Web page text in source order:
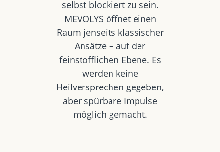
selbst blockiert zu sein.
MEVOLYS öffnet einen
Raum jenseits klassischer
Ansätze – auf der
feinstofflichen Ebene. Es
werden keine
Heilversprechen gegeben,
aber spürbare Impulse
möglich gemacht.